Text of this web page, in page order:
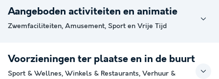
Aangeboden activiteiten en animatie
Zwemfaciliteiten, Amusement, Sport en Vrije Tijd
Voorzieningen ter plaatse en in de buurt
Sport & Wellnes, Winkels & Restaurants, Verhuur &